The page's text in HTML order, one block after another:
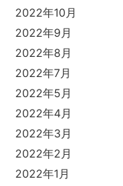
2022年10月
2022年9月
2022年8月
2022年7月
2022年5月
2022年4月
2022年3月
2022年2月
2022年1月